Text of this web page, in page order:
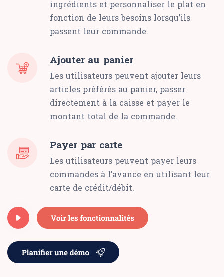
ingrédients et personnaliser le plat en
fonction de leurs besoins lorsqu’ils
passent leur commande.
Ajouter au panier
Les utilisateurs peuvent ajouter leurs
articles préférés au panier, passer
directement à la caisse et payer le
montant total de la commande.
Payer par carte
Les utilisateurs peuvent payer leurs
commandes à l’avance en utilisant leur
carte de crédit/débit.